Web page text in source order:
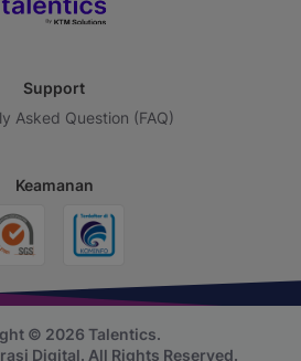
Support
Asked Question (FAQ)
Keamanan
© 2026 Talentics.
Digital. All Rights Reserved.